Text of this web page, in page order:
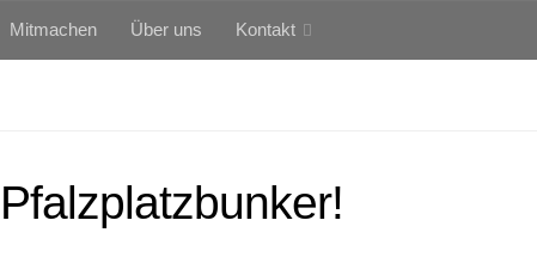
Mitmachen Über uns Kontakt